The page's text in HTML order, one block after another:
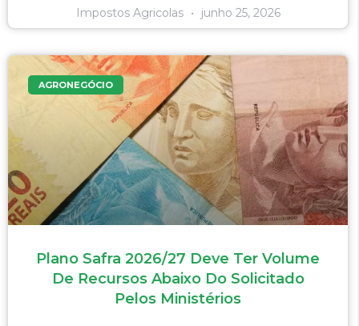
Impostos Agricolas junho 25, 2026
AGRONEGÓCIO
Plano Safra 2026/27 Deve Ter Volume
De Recursos Abaixo Do Solicitado
Pelos Ministérios